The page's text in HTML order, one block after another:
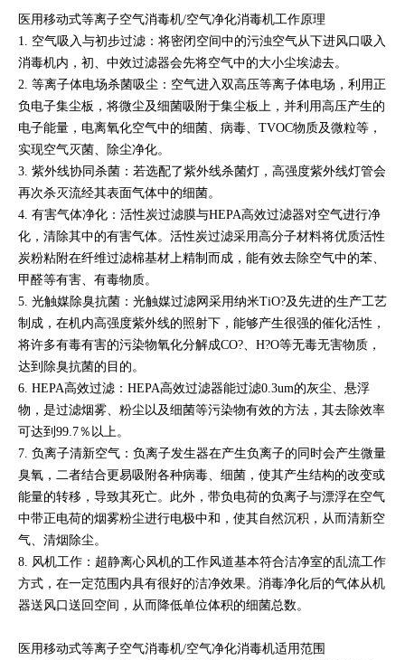
医用移动式等离子空气消毒机/空气净化消毒机工作原理
1. 空气吸入与初步过滤：将密闭空间中的污浊空气从下进风口吸入
消毒机内，初、中效过滤器会先将空气中的大小尘埃滤去。
2. 等离子体电场杀菌吸尘：空气进入双高压等离子体电场，利用正
负电子集尘板，将微尘及细菌吸附于集尘板上，并利用高压产生的
电子能量，电离氧化空气中的细菌、病毒、TVOC物质及微粒等，
实现空气灭菌、除尘净化。
3. 紫外线协同杀菌：若选配了紫外线杀菌灯，高强度紫外线灯管会
再次杀灭流经其表面气体中的细菌。
4. 有害气体净化：活性炭过滤膜与HEPA高效过滤器对空气进行净
化，清除其中的有害气体。活性炭过滤采用高分子材料将优质活性
炭粉粘附在纤维过滤棉基材上精制而成，能有效去除空气中的苯、
甲醛等有害、有毒物质。
5. 光触媒除臭抗菌：光触媒过滤网采用纳米TiO?及先进的生产工艺
制成，在机内高强度紫外线的照射下，能够产生很强的催化活性，
将许多有毒有害的污染物氧化分解成CO?、H?O等无毒无害物质，
达到除臭抗菌的目的。
6. HEPA高效过滤：HEPA高效过滤器能过滤0.3um的灰尘、悬浮
物，是过滤烟雾、粉尘以及细菌等污染物有效的方法，其去除效率
可达到99.7％以上。
7. 负离子清新空气：负离子发生器在产生负离子的同时会产生微量
臭氧，二者结合更易吸附各种病毒、细菌，使其产生结构的改变或
能量的转移，导致其死亡。此外，带负电荷的负离子与漂浮在空气
中带正电荷的烟雾粉尘进行电极中和，使其自然沉积，从而清新空
气、清烟除尘。
8. 风机工作：超静离心风机的工作风道基本符合洁净室的乱流工作
方式，在一定范围内具有很好的洁净效果。消毒净化后的气体从机
器送风口送回空间，从而降低单位体积的细菌总数。
医用移动式等离子空气消毒机/空气净化消毒机适用范围